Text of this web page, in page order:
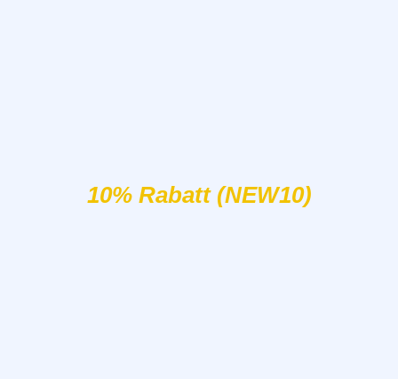
10% Rabatt (NEW10)